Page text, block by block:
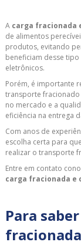
A carga fracionada
de alimentos
produtos, evitando
beneficiam desse
eletrônicos.
Porém, é importante
transporte fracionado
no mercado e a
eficiência na entrega
Com anos de
escolha certa para
realizar o transporte
Entre em contato
carga fracionada e
Para